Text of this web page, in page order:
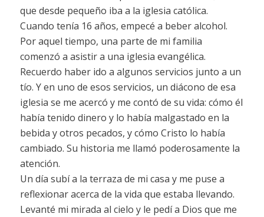
que desde pequeño iba a la iglesia católica.
Cuando tenía 16 años, empecé a beber alcohol.
Por aquel tiempo, una parte de mi familia
comenzó a asistir a una iglesia evangélica.
Recuerdo haber ido a algunos servicios junto a un
tío. Y en uno de esos servicios, un diácono de esa
iglesia se me acercó y me contó de su vida: cómo él
había tenido dinero y lo había malgastado en la
bebida y otros pecados, y cómo Cristo lo había
cambiado. Su historia me llamó poderosamente la
atención.
Un día subí a la terraza de mi casa y me puse a
reflexionar acerca de la vida que estaba llevando.
Levanté mi mirada al cielo y le pedí a Dios que me